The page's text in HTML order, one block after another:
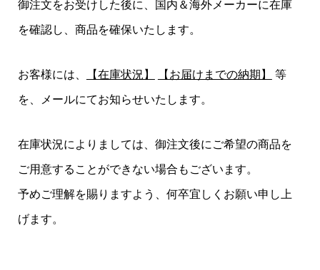
御注文をお受けした後に、国内＆海外メーカーに在庫
を確認し、商品を確保いたします。
お客様には、 【在庫状況】 【お届けまでの納期】 等
を、メールにてお知らせいたします。
在庫状況によりましては、御注文後にご希望の商品を
ご用意することができない場合もございます。
予めご理解を賜りますよう、何卒宜しくお願い申し上
げます。